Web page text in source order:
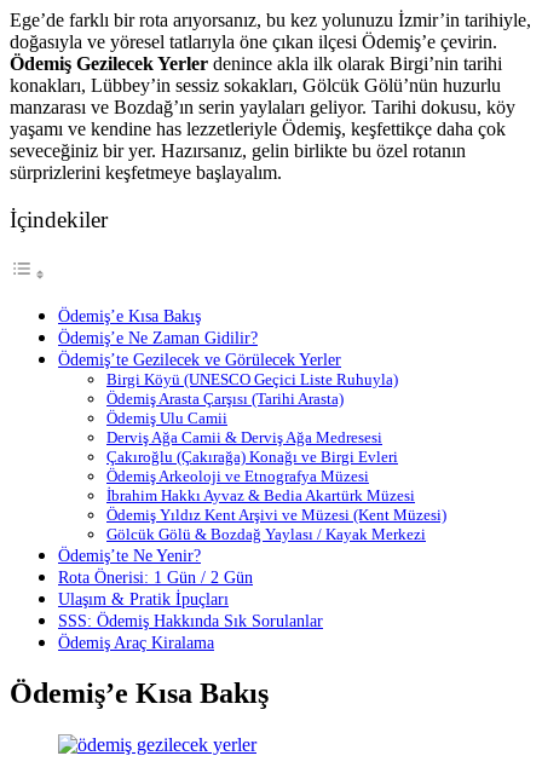
Ege’de farklı bir rota arıyorsanız, bu kez yolunuzu İzmir’in tarihiyle,
doğasıyla ve yöresel tatlarıyla öne çıkan ilçesi Ödemiş’e çevirin.
Ödemiş Gezilecek Yerler denince akla ilk olarak Birgi’nin tarihi
konakları, Lübbey’in sessiz sokakları, Gölcük Gölü’nün huzurlu
manzarası ve Bozdağ’ın serin yaylaları geliyor. Tarihi dokusu, köy
yaşamı ve kendine has lezzetleriyle Ödemiş, keşfettikçe daha çok
seveceğiniz bir yer. Hazırsanız, gelin birlikte bu özel rotanın
sürprizlerini keşfetmeye başlayalım.
İçindekiler
Ödemiş’e Kısa Bakış
Ödemiş’e Ne Zaman Gidilir?
Ödemiş’te Gezilecek ve Görülecek Yerler
Birgi Köyü (UNESCO Geçici Liste Ruhuyla)
Ödemiş Arasta Çarşısı (Tarihi Arasta)
Ödemiş Ulu Camii
Derviş Ağa Camii & Derviş Ağa Medresesi
Çakıroğlu (Çakırağa) Konağı ve Birgi Evleri
Ödemiş Arkeoloji ve Etnografya Müzesi
İbrahim Hakkı Ayvaz & Bedia Akartürk Müzesi
Ödemiş Yıldız Kent Arşivi ve Müzesi (Kent Müzesi)
Gölcük Gölü & Bozdağ Yaylası / Kayak Merkezi
Ödemiş’te Ne Yenir?
Rota Önerisi: 1 Gün / 2 Gün
Ulaşım & Pratik İpuçları
SSS: Ödemiş Hakkında Sık Sorulanlar
Ödemiş Araç Kiralama
Ödemiş’e Kısa Bakış